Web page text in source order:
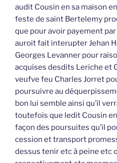
audit Cousin en sa maison
feste de saint Bertelemy
que pour avoir payement
auroit fait interupter Jehan
Georges Levanner pour
acquises desdits Leriche et
veufve feu Charles Jorret
poursuivre au
bon lui semble ainsi qu’il
toutefois que ledit Cousin
façon des poursuites qu’il
cession et transport
dessus tenir etc à peine etc